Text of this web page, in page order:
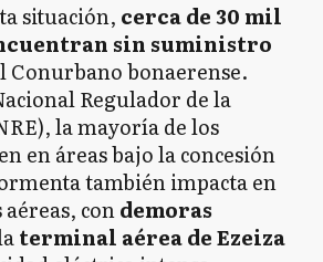
situación, cerca de 30 mil
sin suministro
Conurbano bonaerense.
Regulador de la
la mayoría de los
en áreas bajo la concesión
también impacta en
condemoras
terminal aérea de Ezeiza